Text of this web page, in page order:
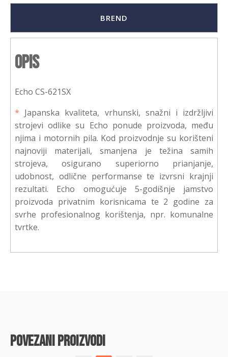
BREND
Opis
Echo CS-621SX
* Japanska kvaliteta, vrhunski, snažni i izdržljivi
strojevi odlike su Echo ponude proizvoda, među
njima i motornih pila. Kod proizvodnje su korišteni
najnoviji materijali, smanjena je težina samih
strojeva, osigurano superiorno prianjanje,
udobnost, odlične performanse te izvrsni krajnji
rezultati. Echo omogućuje 5-godišnje jamstvo
proizvoda privatnim korisnicama te 2 godine za
svrhe profesionalnog korištenja, npr. komunalne
tvrtke.
povezani proizvodi